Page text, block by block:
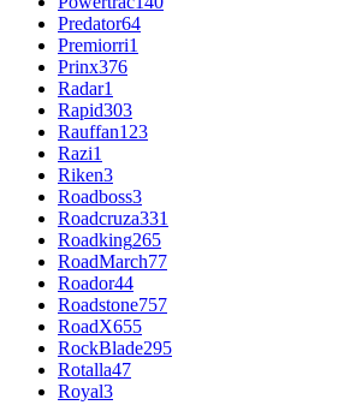
Predator64
Premiorri1
Prinx376
Radar1
Rapid303
Rauffan123
Razi1
Riken3
Roadboss3
Roadcruza331
Roadking265
RoadMarch77
Roador44
Roadstone757
RoadX655
RockBlade295
Rotalla47
Royal3